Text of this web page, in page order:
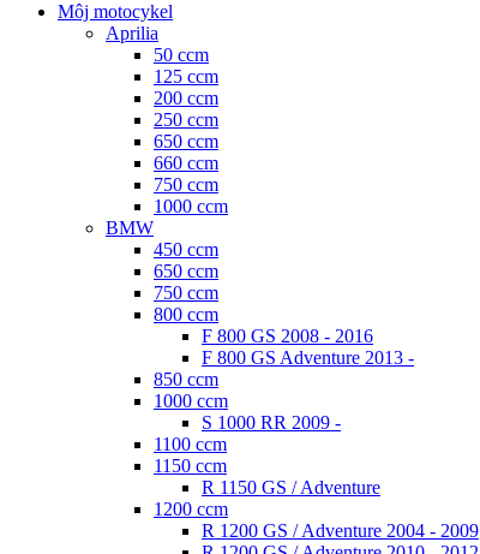
Môj motocykel
Aprilia
50 ccm
125 ccm
200 ccm
250 ccm
650 ccm
660 ccm
750 ccm
1000 ccm
BMW
450 ccm
650 ccm
750 ccm
800 ccm
F 800 GS 2008 - 2016
F 800 GS Adventure 2013 -
850 ccm
1000 ccm
S 1000 RR 2009 -
1100 ccm
1150 ccm
R 1150 GS / Adventure
1200 ccm
R 1200 GS / Adventure 2004 - 2009